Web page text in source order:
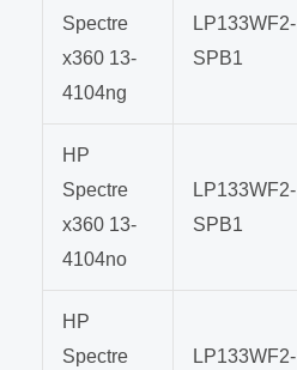
Spectre
x360 13-
4104ng
LP133WF2-
SPB1
HP
Spectre
x360 13-
4104no
LP133WF2-
SPB1
HP
Spectre
LP133WF2-